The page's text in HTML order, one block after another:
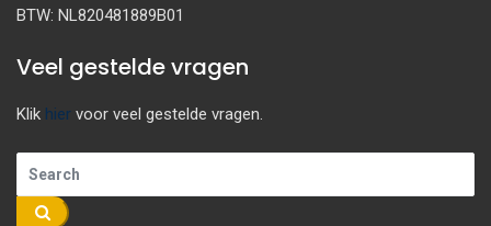
BTW: NL820481889B01
Veel gestelde vragen
Klik hier voor veel gestelde vragen.